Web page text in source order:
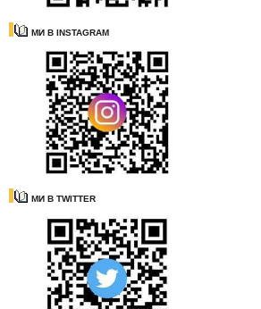
МИ В INSTAGRAM
МИ В TWITTER